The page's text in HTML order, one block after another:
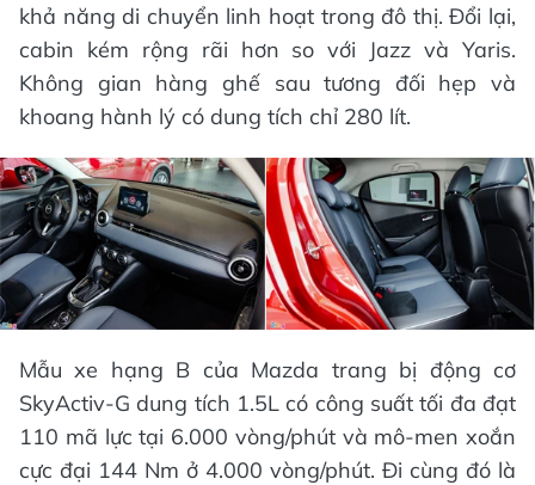
khả năng di chuyển linh hoạt trong đô thị. Đổi lại,
cabin kém rộng rãi hơn so với Jazz và Yaris.
Không gian hàng ghế sau tương đối hẹp và
khoang hành lý có dung tích chỉ 280 lít.
Mẫu xe hạng B của Mazda trang bị động cơ
SkyActiv-G dung tích 1.5L có công suất tối đa đạt
110 mã lực tại 6.000 vòng/phút và mô-men xoắn
cực đại 144 Nm ở 4.000 vòng/phút. Đi cùng đó là